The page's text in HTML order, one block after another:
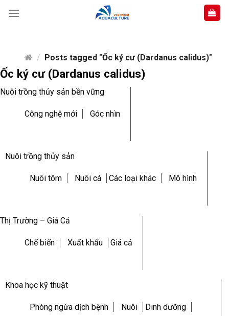
content
/ Posts tagged "Ốc ký cư (Dardanus calidus)"
Ốc ký cư (Dardanus calidus)
Nuôi trồng thủy sản bền vững
Công nghệ mới Góc nhìn
Nuôi trồng thủy sản
Nuôi tôm Nuôi cá Các loại khác Mô hình
Thị Trường – Giá Cả
Chế biến Xuất khẩu Giá cả
Khoa học kỹ thuật
Phòng ngừa dịch bệnh Nuôi Dinh dưỡng